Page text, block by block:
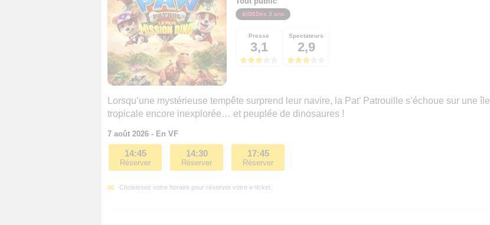
Dès 3 ans
Presse
3,1
Spectateurs
2,9
Lorsqu’une mystérieuse tempête surprend leur navire, la Pat’ Patrouille s’échoue sur une île
tropicale encore inexplorée… et peuplée de dinosaures !
7 août 2026 - En VF
14:45
Réserver
14:30
Réserver
17:45
Réserver
Choisissez votre horaire pour réserver votre e-ticket.